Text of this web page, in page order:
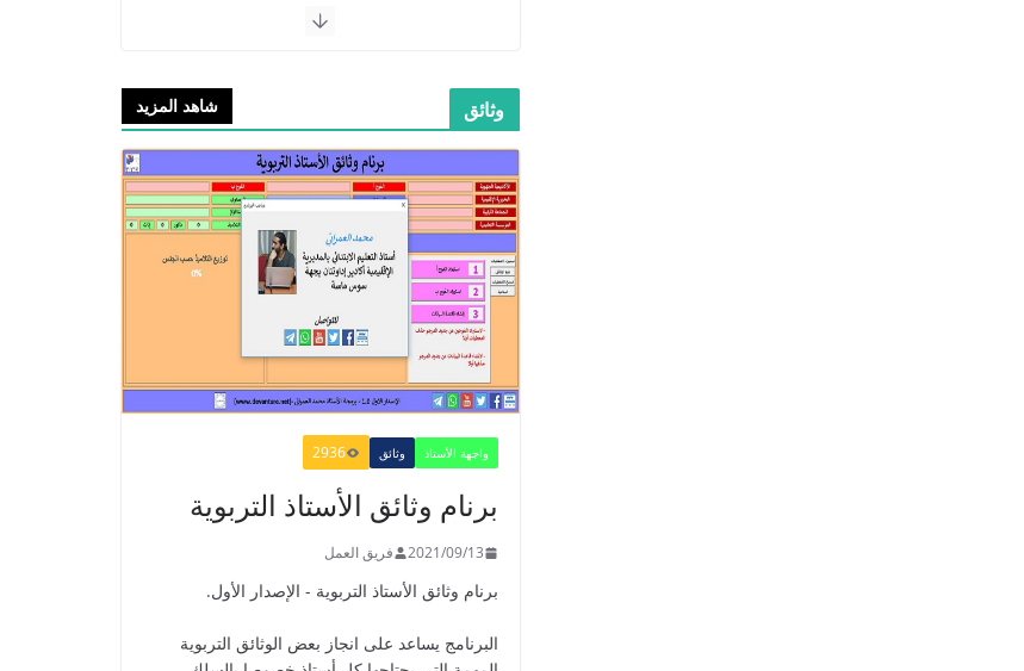
​دليل المفيد في اللغة
2021
2021/09/01
Mes apprentissages
en Français 6 AEP
-2021
2021/09/01
2022/01/02
وثائق شاهد المزيد
واجهة الأستاذ وثائق 2936
برنام وثائق الأستاذ التربوية
2021/09/13 فريق العمل
برنام وثائق الأستاذ التربوية - الإصدار الأول.
البرنامج يساعد على انجاز بعض الوثائق التربوية